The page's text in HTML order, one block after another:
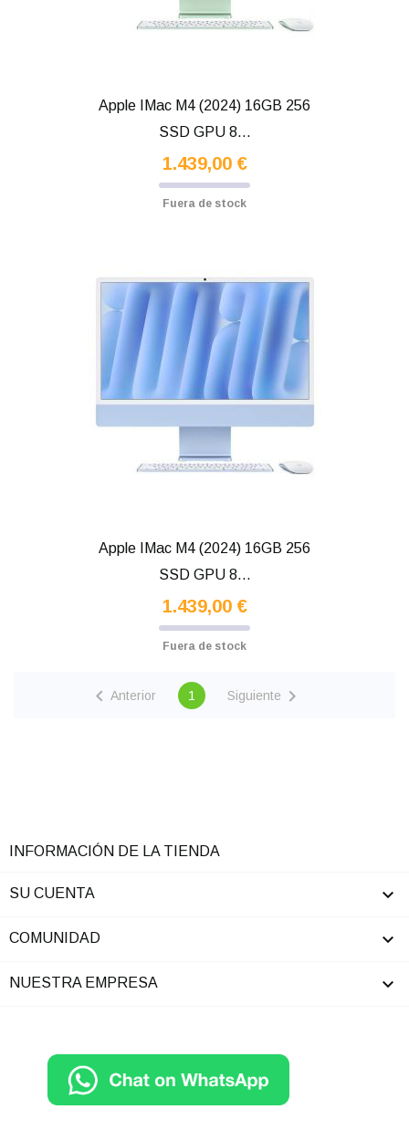
Apple IMac M4 (2024) 16GB 256
SSD GPU 8...
1.439,00 €
Fuera de stock
Apple IMac M4 (2024) 16GB 256
SSD GPU 8...
1.439,00 €
Fuera de stock
 Anterior 1 Siguiente 
INFORMACIÓN DE LA TIENDA
SU CUENTA 
COMUNIDAD 
NUESTRA EMPRESA 